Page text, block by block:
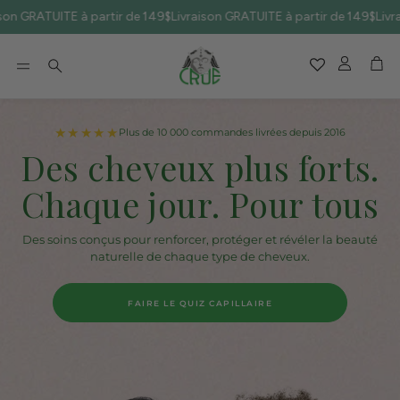
à partir de 149$Livraison GRATUITE à partir de 149$
Rechercher
Compte
★★★★★ Plus de 10 000 commandes livrées depuis 2016
Des cheveux plus forts.
Chaque jour. Pour tous
Des soins conçus pour renforcer, protéger et révéler la beauté
naturelle de chaque type de cheveux.
FAIRE LE QUIZ CAPILLAIRE
★★★★★Une formule pensée pour tous
Une routine simple.
Des résultats visibles.
Des gestes faciles à intégrer au quotidien pour des cheveux
plus sains, plus résistants et visiblement revitalisés.
ACHETER LES MEILLEURS VENDEURS